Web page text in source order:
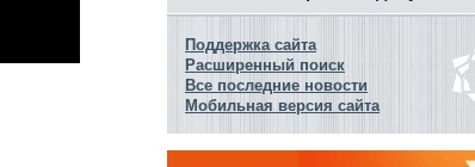
Поддержка сайта
Расширенный поиск
Все последние новости
Мобильная версия сайта